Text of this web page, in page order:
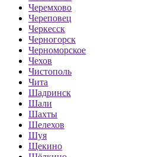
Черемхово
Череповец
Черкесск
Черногорск
Черноморское
Чехов
Чистополь
Чита
Шадринск
Шали
Шахты
Шелехов
Шуя
Щекино